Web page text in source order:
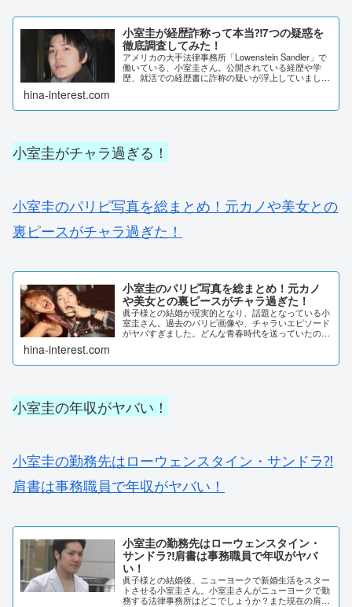
小室圭が経歴詐称って本当⁈7つの疑惑を
徹底調査してみた！
アメリカの大手法律事務所「Lowenstein Sandler」で
働いている、小室圭さん。公開されている経歴や学
歴、就活での経歴書に詐称の疑いが浮上していまし
hina-interest.com
小室圭がチャラ過ぎる！
小室圭のパリピ写真を総まとめ！元カノや美女との
裏ピースがチャラ過ぎた！
小室圭のパリピ写真を総まとめ！元カノ
や美女との裏ピースがチャラ過ぎた！
眞子様との結婚が現実的となり、話題となっている小
室圭さん。過去のパリピ画像や、チャラいエピソード
がヤバすぎました。どんな青春時代を送っていたので
しょうか？詳しく調査しました。小室圭のパリピ写真
ぎ...
hina-interest.com
小室圭の年収がヤバい！
小室圭の勤務先はローウェンスタイン・サンドラ⁈
肩書は事務職員で年収がヤバい！
小室圭の勤務先はローウェンスタイン・
サンドラ⁈肩書は事務職員で年収がヤバ
い！
眞子様との結婚後、ニューヨークで新婚生活をスター
トさせる小室圭さん。小室圭さんがニューヨークで勤
務する法律事務所はどこでしょうか？また現在の肩書